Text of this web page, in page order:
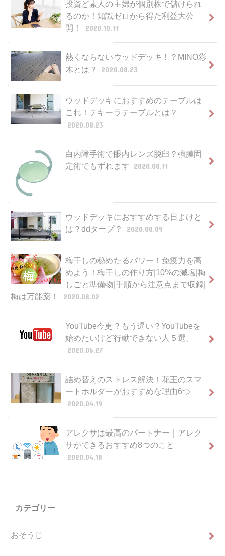
投資ど素人の主婦が個別株で儲けられ
るのか！知識ゼロから得た利益大公
開！
2020.10.11
熱くならないウッドデッキ！？MINO彩
木とは？
2020.08.23
ウッドデッキにおすすめのテーブルは
これ！テキーラテーブルとは？
2020.08.23
白内障手術で眼内レンズ脱臼？強膜固
定術でもずれます 2020.08.11
ウッドデッキにおすすめする日よけと
は？ddタープ？
2020.08.09
梅干しの秘めたるパワー！免疫力を高
めよう！梅干しの作り方|10%の減塩|梅
しごと準備物|手順から注意点まで収録|
梅は万能薬！
2020.08.02
YouTube今更？もう遅い？YouTubeを
始めたいけど行動できない人５選。
2020.06.27
詰め替えのストレス解決！花王のスマ
ートホルダーがおすすめな理由6つ
2020.04.19
アレクサは最高のパートナー｜アレク
サができるおすすめ8つのこと
2020.04.18
カテゴリー
おそうじ